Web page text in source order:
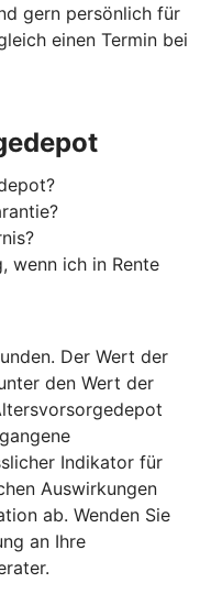
gern persönlich für
einen Termin bei
wenn ich in Rente
Der Wert der
den Wert der
Indikator für
Auswirkungen
ab. Wenden Sie
an Ihre